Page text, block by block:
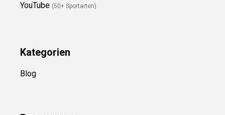
YouTube (50+ Sportarten)
Kategorien
Blog